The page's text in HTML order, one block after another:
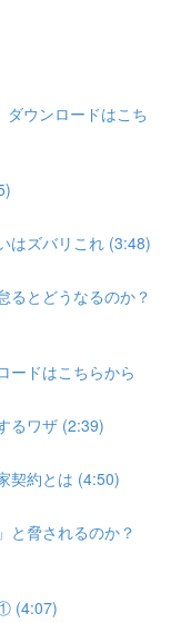
ウンロードはこち
はズバリこれ (3:48)
とどうなるのか？
ドはこちらから
るワザ (2:39)
契約とは (4:50)
脅されるのか？
(4:07)